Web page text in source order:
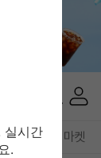
경제 마켓
(+2.10%)
(+0.59%)
₩ 76,924 (-0.02%)
실시간
.